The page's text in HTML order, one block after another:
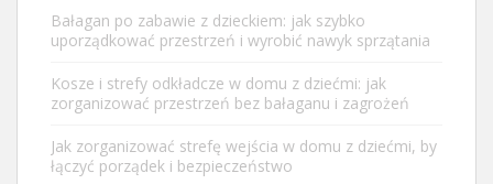
Bałagan po zabawie z dzieckiem: jak szybko
uporządkować przestrzeń i wyrobić nawyk sprzątania
Kosze i strefy odkładcze w domu z dziećmi: jak
zorganizować przestrzeń bez bałaganu i zagrożeń
Jak zorganizować strefę wejścia w domu z dziećmi, by
łączyć porządek i bezpieczeństwo